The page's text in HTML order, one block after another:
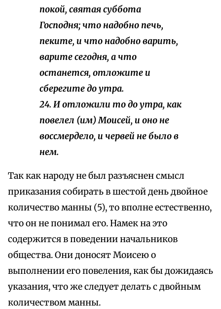
покой, святая суббота
Господня; что надобно печь,
пеките, и что надобно варить,
варитесегодня, а что
останется, отложите и
сберегите до утра.
24. И отложили то до утра, как
повелел (им) Моисей, и оно не
воссмердело, и червей не было в
нем.
Так как народу не был разъяснен смысл
приказания собирать в шестой день двойное
количество манны (5), то вполне естественно,
что он не понимал его. Намек на это
содержится в поведении начальников
общества. Они доносят Моисею о
выполнении его повеления, как бы дожидаясь
указания, что же следует делать с двойным
количеством манны.